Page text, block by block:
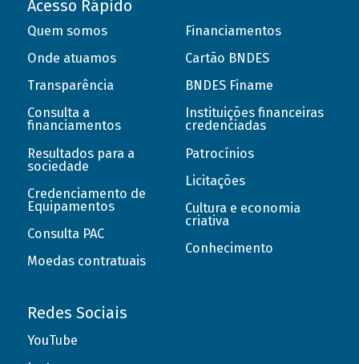
Acesso Rápido
Quem somos
Onde atuamos
Transparência
Consulta a
financiamentos
Resultados para a
sociedade
Credenciamento de
Equipamentos
Consulta PAC
Moedas contratuais
Financiamentos
Cartão BNDES
BNDES Finame
Instituições financeiras
credenciadas
Patrocínios
Licitações
Cultura e economia
criativa
Conhecimento
Redes Sociais
YouTube